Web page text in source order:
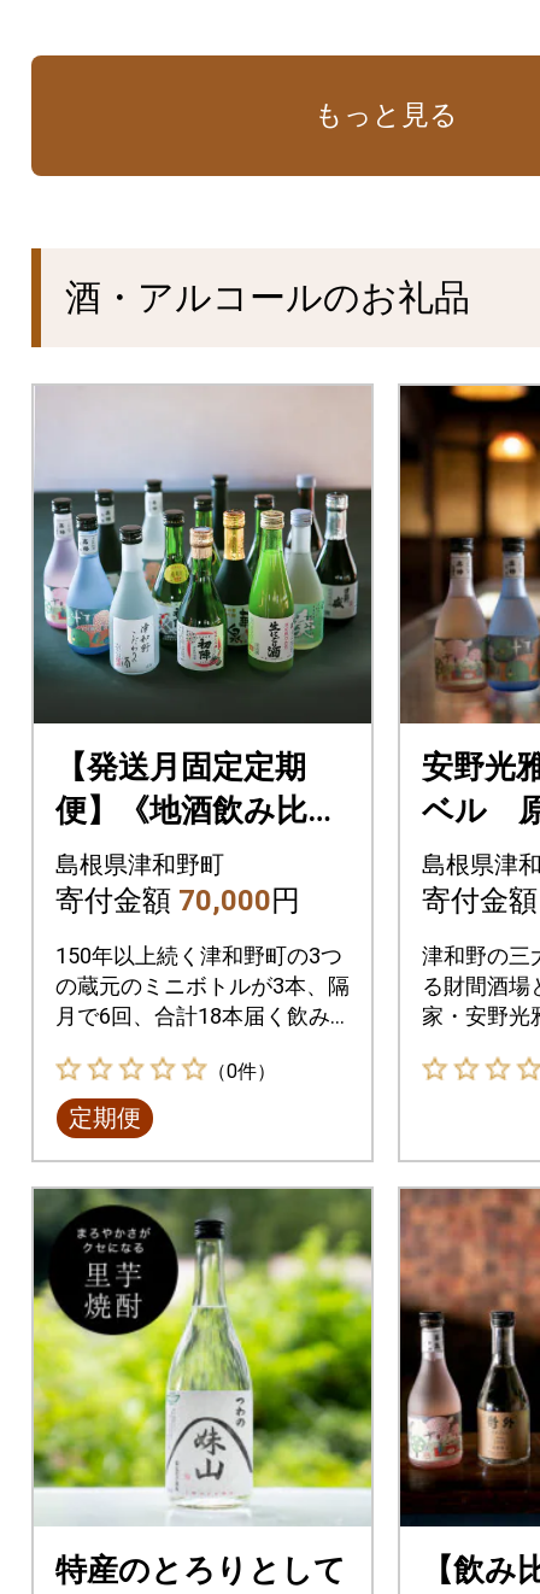
もっと見る
酒・アルコールのお礼品
【発送月固定定期
便】《地酒飲み比
べ》3つの蔵元・ミ
ニボトル3本セット
(偶数月発送)全6回
島根県津和野町
寄付金額 70,000円
150年以上続く津和野町の3つ
の蔵元のミニボトルが3本、隔
月で6回、合計18本届く飲み
（0件）
定期便
安野光
ベル
ト
島根県津
寄付金
津和野の三
る財間酒場
家・安野光
特産のとろりとして
【飲み